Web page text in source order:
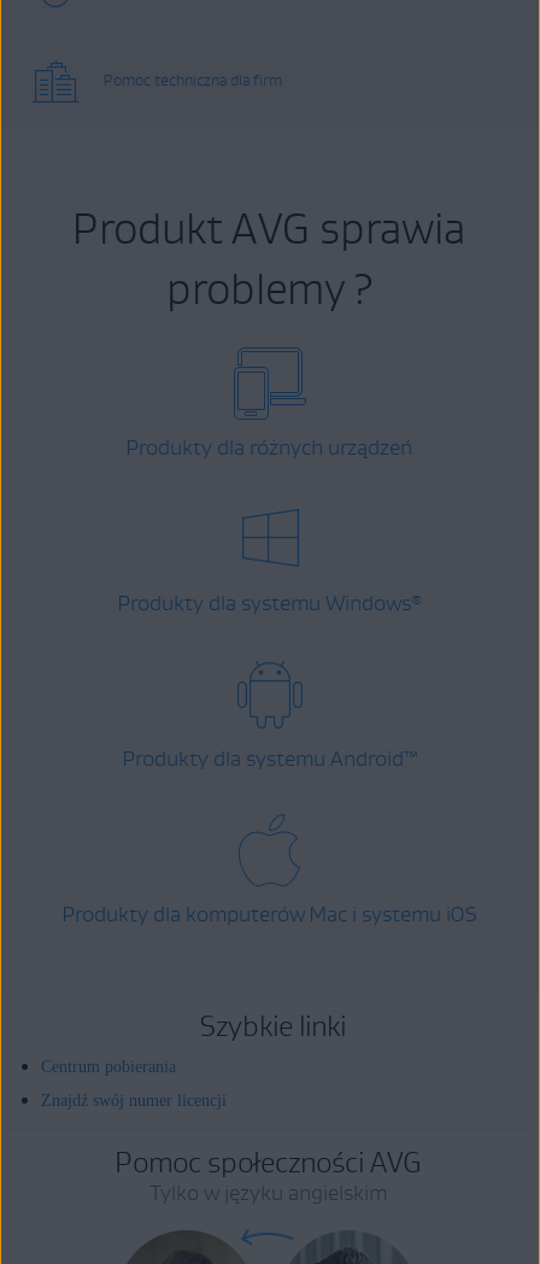
Pomoc techniczna dla firm
Produkt AVG sprawia
problemy ?
Produkty dla różnych urządzeń
Produkty dla systemu Windows®
Produkty dla systemu Android™
Produkty dla komputerów Mac i systemu iOS
Szybkie linki
Centrum pobierania
Znajdź swój numer licencji
Pomoc społeczności AVG
Tylko w języku angielskim